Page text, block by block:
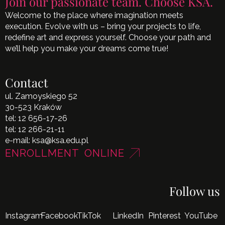
Welcome to the place where imagination meets
execution. Evolve with us – bring your projects to life,
redefine art and express yourself. Choose your path and
we’ll help you make your dreams come true!
Contact
ul. Zamoyskiego 52
30-523 Kraków
tel: 12 656-17-26
tel: 12 266-21-11
e-mail: ksa@ksa.edu.pl
ENROLLMENT ONLINE
Follow us
InstagramFacebookTikTok LinkedIn Pinterest YouTube